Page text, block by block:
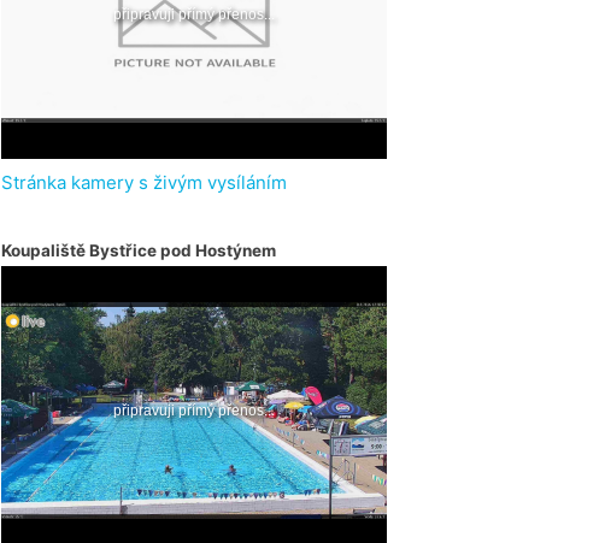
Stránka kamery s živým vysíláním
Koupaliště Bystřice pod Hostýnem